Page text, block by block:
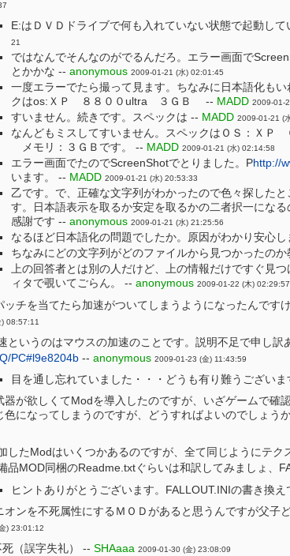
E:はＤＶＤドライブで何も入れていない状態で起動し
21
ではなんでそんなのがでるんだろ。エラー画面で
とかかな -- anonymous 2009-01-21 (水) 02:01:45
一度エラーでたら撮って見ます。ちなみに日本語化も
クはos:ＸＰ ８８００ultra ３ＧＢ -- MADD 2009-01-
すいません。続きです。スペックは -- MADD 2009-01-21 (
なんどもミスしてすいません。スペックはＯＳ：ＸＰ
メモリ：３ＧＢです。 -- MADD 2009-01-21 (水) 02:14:58
エラー画面でたのでScreenShotでとりました。Phttp://
います。 -- MADD 2009-01-21 (水) 20:53:33
乙です。で、正確な文字列がわかったので色々探した
す。日本語表示を取るか安定を取るかの二者択一にな
感謝です -- anonymous 2009-01-21 (水) 21:25:56
なるほど日本語化の問題でしたか。原因がわかり安心
ちなみにどの文字列がどのファイルから見つかったの
上の回答者とは別の人だけど、上の情報だけですぐ見
ィタで覗いてごらん。 -- anonymous 2009-01-22 (木) 02:29:57
ッチを当てたら加速がついてしまうようになったんで
08:57:11
というのはマウスの加速のことです。説明不足で申し訳
PC#l9e8204b-- anonymous 2009-01-23 (金) 11:43:59
目を通し忘れていました・・・どうも有り難うございま
器が欲しくてModを導入したのですが、いざゲームで
色になってしまうのですが、どうすればよいのでしょ
したModはいくつかあるのですが、全て同じようにテク
品MOD同梱のReadme.txtぐらいは和訳してみましょ、
ヒントありがとうございます。FALLOUT.INIの書き換
オンを不死属性にするＭＯＤがあると思うんですが父
) 23:01:12
死（誤字失礼） -- SHAaaa 2009-01-30 (金) 23:08:09